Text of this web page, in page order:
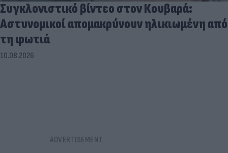
Συγκλονιστικό βίντεο στον Κουβαρά:
Αστυνομικοί απομακρύνουν ηλικιωμένη από
τη φωτιά
10.08.2026